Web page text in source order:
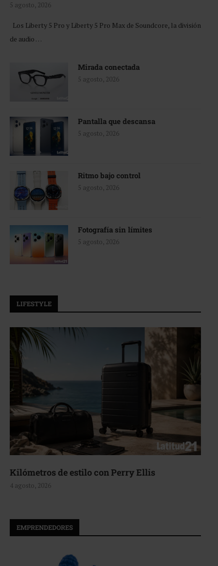
5 agosto, 2026
Los Liberty 5 Pro y Liberty 5 Pro Max de Soundcore, la división
de audio …
Mirada conectada
5 agosto, 2026
Pantalla que descansa
5 agosto, 2026
Ritmo bajo control
5 agosto, 2026
Fotografía sin límites
5 agosto, 2026
LIFESTYLE
Kilómetros de estilo con Perry Ellis
4 agosto, 2026
EMPRENDEDORES